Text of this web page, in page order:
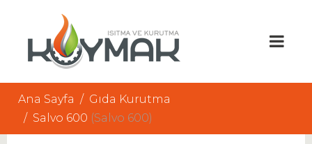
Ana Sayfa
Gıda Kurutma
Salvo 600 (Salvo 600)